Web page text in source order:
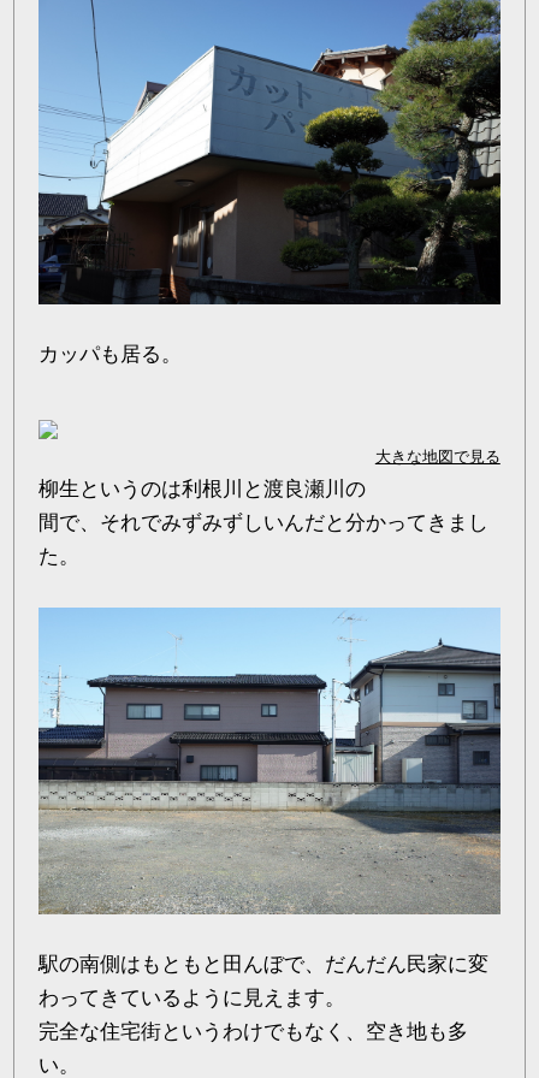
カッパも居る。
大きな地図で見る
柳生というのは利根川と渡良瀬川の
間で、それでみずみずしいんだと分かってきまし
た。
駅の南側はもともと田んぼで、だんだん民家に変
わってきているように見えます。
完全な住宅街というわけでもなく、空き地も多
い。